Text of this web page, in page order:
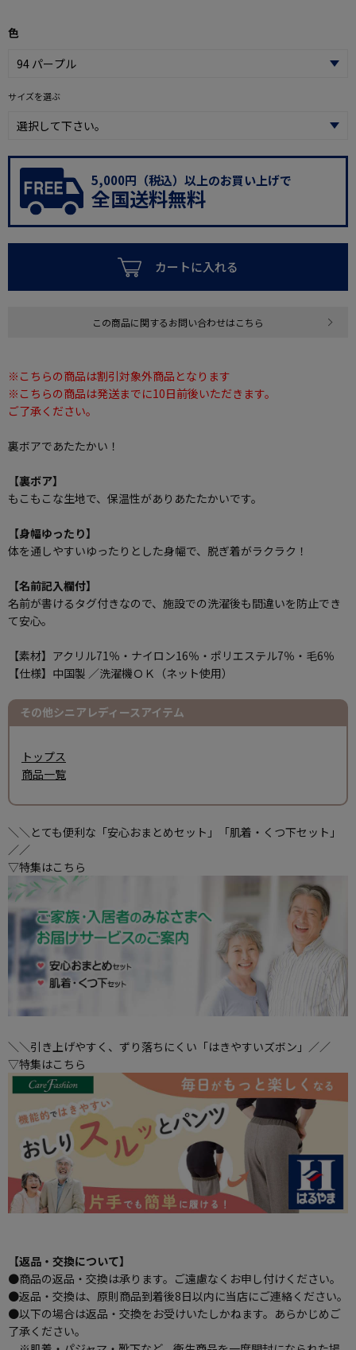
色
サイズを選ぶ
5,000円（税込）以上のお買い上げで
全国送料無料
カートに入れる
この商品に関するお問い合わせはこちら
※こちらの商品は割引対象外商品となります
※こちらの商品は発送までに10日前後いただきます。
ご了承ください。
裏ボアであたたかい！
【裏ボア】
もこもこな生地で、保温性がありあたたかいです。
【身幅ゆったり】
体を通しやすいゆったりとした身幅で、脱ぎ着がラクラク！
【名前記入欄付】
名前が書けるタグ付きなので、施設での洗濯後も間違いを防止でき
て安心。
【素材】アクリル71％・ナイロン16％・ポリエステル7％・毛6％
【仕様】中国製 ／洗濯機ＯＫ（ネット使用）
その他シニアレディースアイテム
トップス
商品一覧
＼＼とても便利な「安心おまとめセット」「肌着・くつ下セット」
／／
▽特集はこちら
＼＼引き上げやすく、ずり落ちにくい「はきやすいズボン」／／
▽特集はこちら
【返品・交換について】
●商品の返品・交換は承ります。ご遠慮なくお申し付けください。
●返品・交換は、原則商品到着後8日以内に当店にご連絡ください。
●以下の場合は返品・交換をお受けいたしかねます。あらかじめご
了承ください。